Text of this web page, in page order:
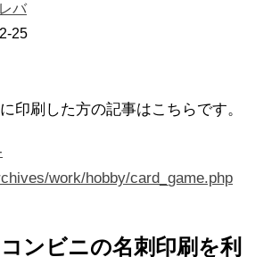
バ
25
印刷した方の記事はこちらです。
work/hobby/card_game.php
ンビニの名刺印刷を利